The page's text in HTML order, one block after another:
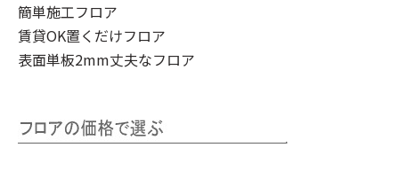
簡単施工フロア
賃貸OK置くだけフロア
表面単板2mm丈夫なフロア